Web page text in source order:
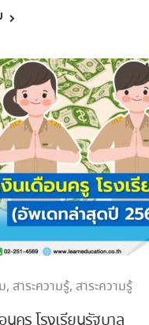
, สาระความรู้, สาระความรู้
นครู โรงเรียนรัฐบาล